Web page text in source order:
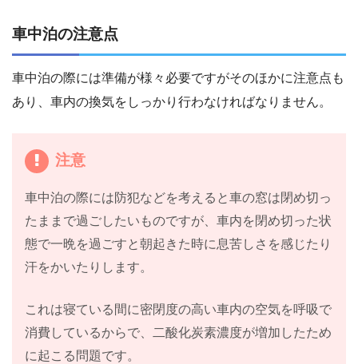
車中泊の注意点
車中泊の際には準備が様々必要ですがそのほかに注意点も
あり、車内の換気をしっかり行わなければなりません。
注意
車中泊の際には防犯などを考えると車の窓は閉め切っ
たままで過ごしたいものですが、車内を閉め切った状
態で一晩を過ごすと朝起きた時に息苦しさを感じたり
汗をかいたりします。
これは寝ている間に密閉度の高い車内の空気を呼吸で
消費しているからで、二酸化炭素濃度が増加したため
に起こる問題です。